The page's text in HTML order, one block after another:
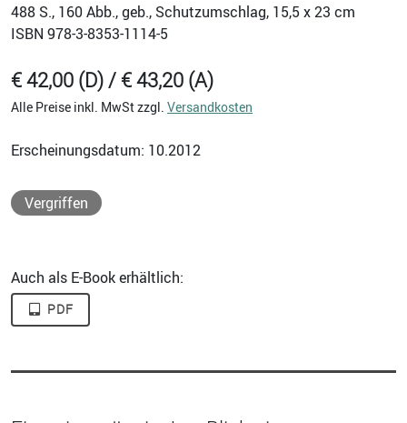
488 S., 160 Abb., geb., Schutzumschlag, 15,5 x 23 cm
ISBN 978-3-8353-1114-5
€ 42,00 (D) / € 43,20 (A)
Alle Preise inkl. MwSt zzgl. Versandkosten
Erscheinungsdatum: 10.2012
Vergriffen
Auch als E-Book erhältlich:
PDF